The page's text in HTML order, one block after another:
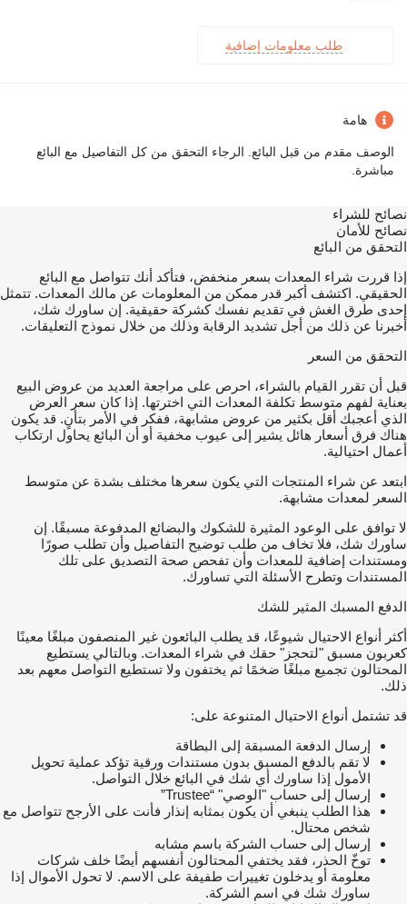
طلب معلومات إضافية
هامة
الوصف مقدم من قبل البائع. الرجاء التحقق من كل التفاصيل مع البائع
مباشرة.
نصائح للشراء
نصائح للأمان
التحقق من البائع
إذا قررت شراء المعدات بسعر منخفض، فتأكد أنك تتواصل مع البائع
الحقيقي. اكتشف أكبر قدر ممكن من المعلومات عن مالك المعدات. تتمثل
إحدى طرق الغش في تقديم نفسك كشركة حقيقية. إن ساورك شك،
أخبرنا عن ذلك من أجل تشديد الرقابة وذلك من خلال نموذج التعليقات.
التحقق من السعر
قبل أن تقرر القيام بالشراء، احرص على مراجعة العديد من عروض البيع
بعناية لفهم متوسط تكلفة المعدات التي اخترتها. إذا كان سعر العرض
الذي أعجبك أقل بكثير من عروض مشابهة، ففكر في الأمر بتأنٍ. قد يكون
هناك فرق أسعار هائل يشير إلى عيوب مخفية أو أن البائع يحاول ارتكاب
أعمال احتيالية.
ابتعد عن شراء المنتجات التي يكون سعرها مختلف بشدة عن متوسط
السعر لمعدات مشابهة.
لا توافق على الوعود المثيرة للشكوك والبضائع المدفوعة مسبقًا. إن
ساورك شك، فلا تخاف من طلب توضيح التفاصيل وأن تطلب صورًا
ومستندات إضافية للمعدات وأن تفحص صحة التصديق على تلك
المستندات وتطرح الأسئلة التي تساورك.
الدفع المسبك المثير للشك
أكثر أنواع الاحتيال شيوعًا، قد يطلب البائعون غير المنصفون مبلغًا معينًا
كعربون مسبق "لتحجز" حقك في شراء المعدات. وبالتالي يستطيع
المحتالون تجميع مبلغًا ضخمًا ثم يختفون ولا تستطيع التواصل معهم بعد
ذلك.
قد تشتمل أنواع الاحتيال المتنوعة على:
إرسال الدفعة المسبقة إلى البطاقة
لا تقم بالدفع المسبق بدون مستندات ورقية تؤكد عملية تحويل
الأمول إذا ساورك أي شك في البائع خلال التواصل.
إرسال إلى حساب "الوصي" “Trustee”
هذا الطلب ينبغي أن يكون بمثابه إنذار فأنت على الأرجح تتواصل مع
شخص محتال.
إرسال إلى حساب الشركة باسم مشابه
توخّ الحذر، فقد يختفي المحتالون أنفسهم أيضًا خلف شركات
معلومة أو يدخلون تغييرات طفيفة على الاسم. لا تحول الأموال إذا
ساورك شك في اسم الشركة.